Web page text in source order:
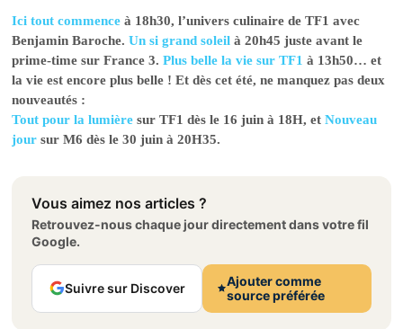
Ici tout commence à 18h30, l’univers culinaire de TF1 avec
Benjamin Baroche.Un si grand soleil à 20h45 juste avant le
prime-time sur France 3.Plus belle la vie sur TF1 à 13h50… et
la vie est encore plus belle ! Et dès cet été, ne manquez pas deux
nouveautés :
Tout pour la lumière sur TF1 dès le 16 juin à 18H, etNouveau
jour sur M6 dès le 30 juin à 20H35.
Vous aimez nos articles ?
Retrouvez-nous chaque jour directement dans votre fil
Google.
Suivre sur Discover
Ajouter comme
source préférée